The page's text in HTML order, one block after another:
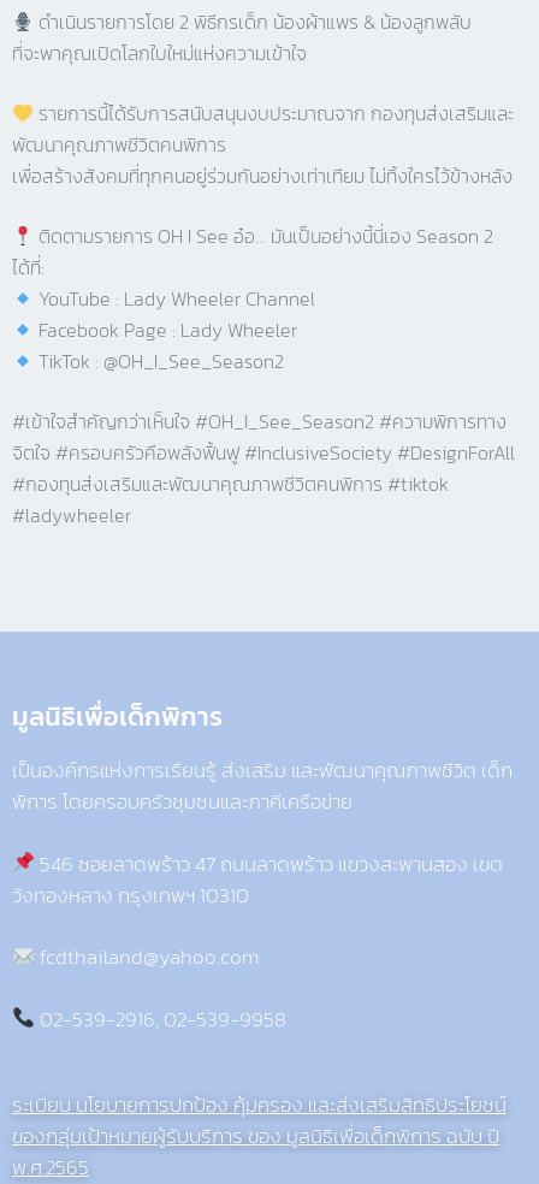
ดำเนินรายการโดย 2 พิธีกรเด็ก น้องผ้าแพร & น้องลูกพลับ
ที่จะพาคุณเปิดโลกใบใหม่แห่งความเข้าใจ
รายการนี้ได้รับการสนับสนุนงบประมาณจาก กองทุนส่งเสริมและ
พัฒนาคุณภาพชีวิตคนพิการ
เพื่อสร้างสังคมที่ทุกคนอยู่ร่วมกันอย่างเท่าเทียม ไม่ทิ้งใครไว้ข้างหลัง
ติดตามรายการ OH I See อ๋อ… มันเป็นอย่างนี้นี่เอง Season 2
ได้ที่:
YouTube : Lady Wheeler Channel
Facebook Page : Lady Wheeler
TikTok : @OH_I_See_Season2
#เข้าใจสำคัญกว่าเห็นใจ #OH_I_See_Season2 #ความพิการทาง
จิตใจ #ครอบครัวคือพลังฟื้นฟู #InclusiveSociety #DesignForAll
#กองทุนส่งเสริมและพัฒนาคุณภาพชีวิตคนพิการ #tiktok
#ladywheeler
มูลนิธิเพื่อเด็กพิการ​
เป็นองค์กรแห่งการเรียนรู้ ส่งเสริม และพัฒนาคุณภาพชีวิต เด็ก
พิการ โดยครอบครัวชุมชนและภาคีเครือข่าย
546 ซอยลาดพร้าว 47 ถนนลาดพร้าว แขวงสะพานสอง เขต
วังทองหลาง กรุงเทพฯ 10310
fcdthailand@yahoo.com
02-539-2916, 02-539-9958
ระเบียบ นโยบายการปกป้อง คุ้มครอง และส่งเสริมสิทธิประโยชน์
ของกลุ่มเป้าหมายผู้รับบริการ ของ มูลนิธิเพื่อเด็กพิการ ฉบับ ปี
พ.ศ.2565